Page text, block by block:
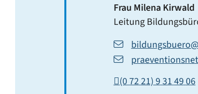
Frau Milena Kirwald
Leitung
(07221) 9314906